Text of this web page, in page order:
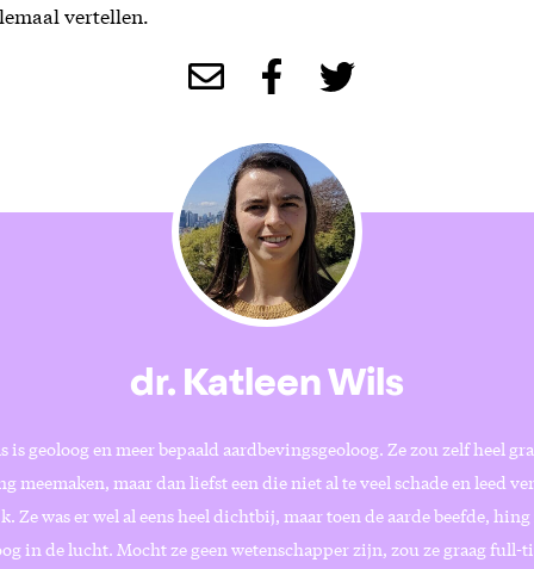
vertellen.
dr. Katleen Wils
is geoloog en meer bepaald aardbevingsgeoloog. Ze zou zelf heel
meemaken, maar dan liefst een die niet al te veel schade en leed
Ze was er wel al eens heel dichtbij, maar toen de aarde beefde, hing
in de lucht. Mocht ze geen wetenschapper zijn, zou ze graag full-